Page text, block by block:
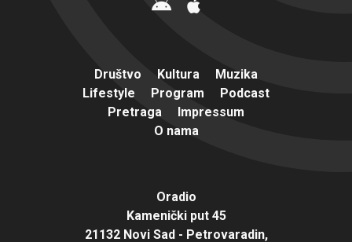
Društvo Kultura
Muzika
Lifestyle
Program
Podcast
Pretraga
Impressum
O nama
Oradio
Kamenički put 45
21132 Novi Sad - Petrovaradin,